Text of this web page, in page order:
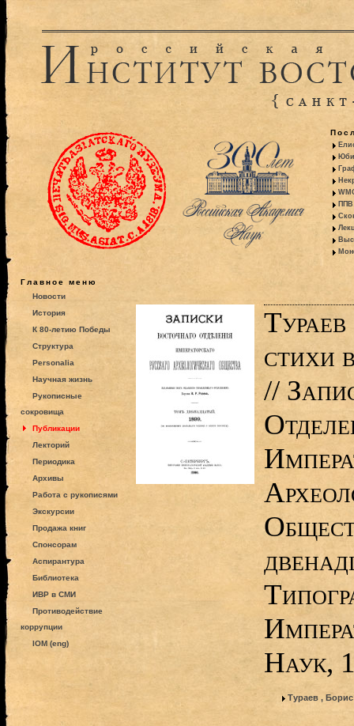
ППВ
Главное меню
Новости
История
К 80-летию Победы
Структура
Personalia
Научная жизнь
Рукописные
сокровища
Публикации
Лекторий
Периодика
Архивы
Работа с рукописями
Экскурсии
Продажа книг
Спонсорам
Аспирантура
Библиотека
ИВР в СМИ
Противодействие
коррупции
IOM (eng)
стихи
//
Наук,
Тураев ,